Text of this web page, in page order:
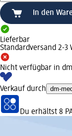
In den
Lieferbar
Standardversand 2-3
Nicht verfügbar in
Verkauf durch dm-
Du erhältst 8